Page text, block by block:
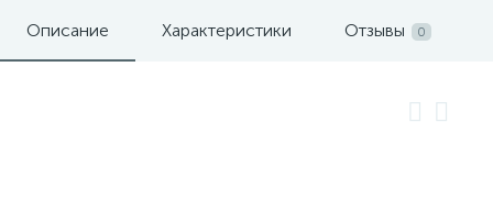
Описание Характеристики Отзывы 0